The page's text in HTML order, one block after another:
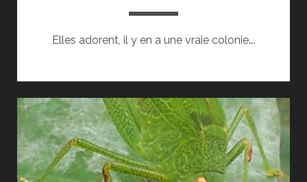
Elles adorent, il y en a une vraie colonie….